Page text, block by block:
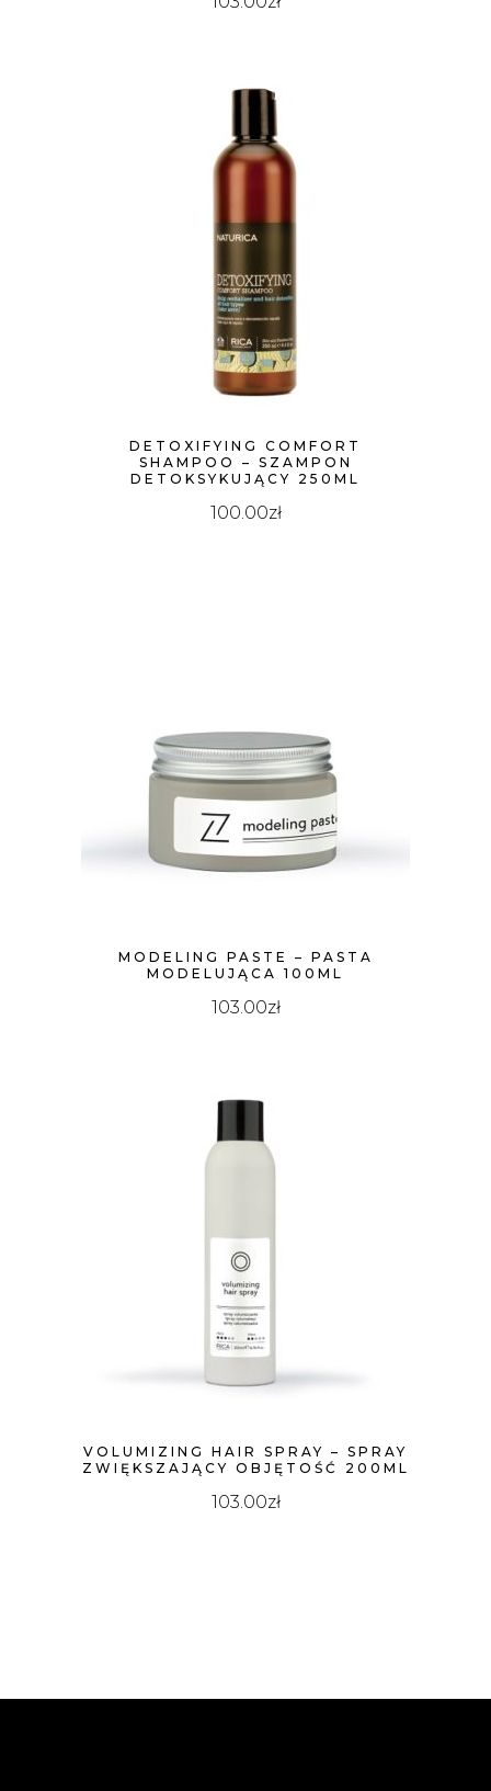
DETOXIFYING COMFORT
SHAMPOO – SZAMPON
DETOKSYKUJĄCY 250ML
100.00zł
MODELING PASTE – PASTA
MODELUJĄCA 100ML
103.00zł
VOLUMIZING HAIR SPRAY – SPRAY
ZWIĘKSZAJĄCY OBJĘTOŚĆ 200ML
103.00zł